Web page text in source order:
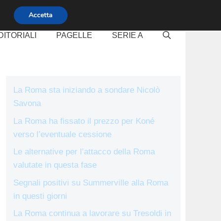
PAGELLE SERIE A
La Roma sta iniziando a sondare Nicolò
Savona
La Roma ha fissato il prezzo per Koné
verso l’eventuale cessione
Le alternative per l’attacco della Roma
valutate in questa fase
Segnali positivi su Summerville alla Roma
in questi giorni
La Roma continua a lavorare su Tresoldi in
Accetta